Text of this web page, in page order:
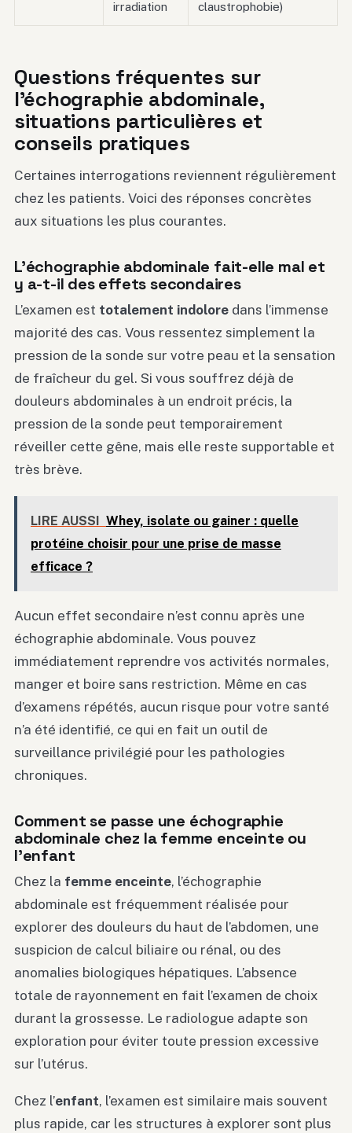
irradiation claustrophobie)
Questions fréquentes sur
l’échographie abdominale,
situations particulières et
conseils pratiques
Certaines interrogations reviennent régulièrement
chez les patients. Voici des réponses concrètes
aux situations les plus courantes.
L’échographie abdominale fait-elle mal et
y a-t-il des effets secondaires
L’examen est totalement indolore dans l’immense
majorité des cas. Vous ressentez simplement la
pression de la sonde sur votre peau et la sensation
de fraîcheur du gel. Si vous souffrez déjà de
douleurs abdominales à un endroit précis, la
pression de la sonde peut temporairement
réveiller cette gêne, mais elle reste supportable et
très brève.
LIRE AUSSI Whey, isolate ou gainer : quelle
protéine choisir pour une prise de masse
efficace ?
Aucun effet secondaire n’est connu après une
échographie abdominale. Vous pouvez
immédiatement reprendre vos activités normales,
manger et boire sans restriction. Même en cas
d’examens répétés, aucun risque pour votre santé
n’a été identifié, ce qui en fait un outil de
surveillance privilégié pour les pathologies
chroniques.
Comment se passe une échographie
abdominale chez la femme enceinte ou
l’enfant
Chez la femme enceinte, l’échographie
abdominale est fréquemment réalisée pour
explorer des douleurs du haut de l’abdomen, une
suspicion de calcul biliaire ou rénal, ou des
anomalies biologiques hépatiques. L’absence
totale de rayonnement en fait l’examen de choix
durant la grossesse. Le radiologue adapte son
exploration pour éviter toute pression excessive
sur l’utérus.
Chez l’enfant, l’examen est similaire mais souvent
plus rapide, car les structures à explorer sont plus